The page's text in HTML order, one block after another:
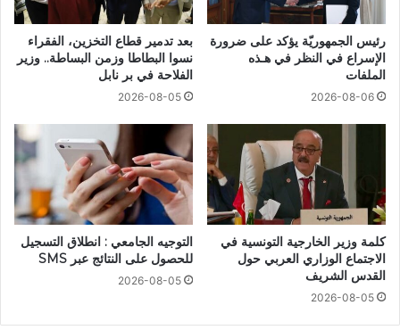
رئيس الجمهوريّة يؤكد على ضرورة
الإسراع في النظر في هـذه
الملفات
2026-08-06
بعد تدمير قطاع التخزين، الفقراء
نسوا البطاطا وزمن البساطة.. وزير
الفلاحة في بر نابل
2026-08-05
كلمة وزير الخارجية التونسية في
الاجتماع الوزاري العربي حول
القدس الشريف
2026-08-05
التوجيه الجامعي : انطلاق التسجيل
للحصول على النتائج عبر SMS
2026-08-05